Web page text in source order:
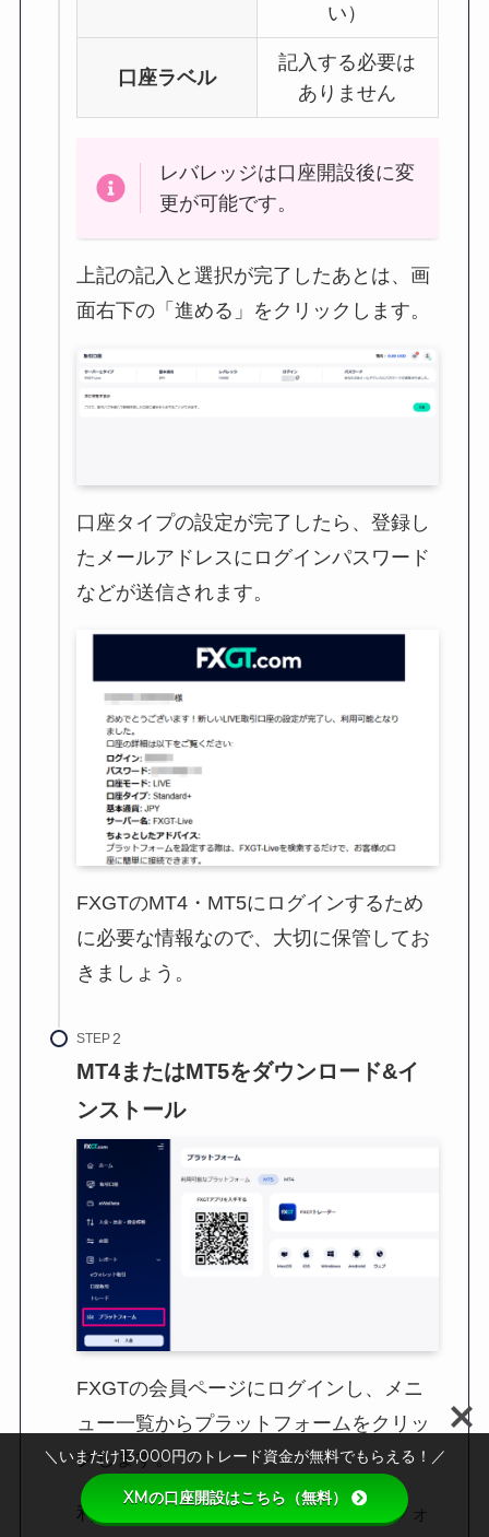
い）
口座ラベル
記入する必要は
ありません
レバレッジは口座開設後に変
更が可能です。
上記の記入と選択が完了したあとは、画
面右下の「進める」をクリックします。
口座タイプの設定が完了したら、登録し
たメールアドレスにログインパスワード
などが送信されます。
FXGTのMT4・MT5にログインするため
に必要な情報なので、大切に保管してお
きましょう。
STEP
MT4またはMT5をダウンロード&イ
ンストール
FXGTの会員ページにログインし、メニ
ュー一覧からプラットフォームをクリッ
クします。
利用するデバイスにあったプラットフォ
＼いまだけ13,000円のトレード資金が無料でもらえる！／
XMの口座開設はこちら（無料）